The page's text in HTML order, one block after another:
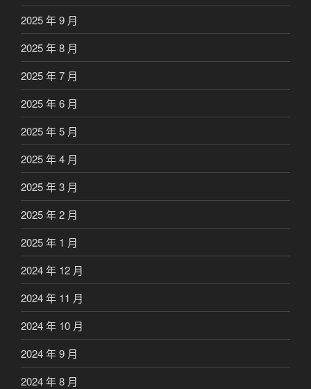
2025 年 9 月
2025 年 8 月
2025 年 7 月
2025 年 6 月
2025 年 5 月
2025 年 4 月
2025 年 3 月
2025 年 2 月
2025 年 1 月
2024 年 12 月
2024 年 11 月
2024 年 10 月
2024 年 9 月
2024 年 8 月